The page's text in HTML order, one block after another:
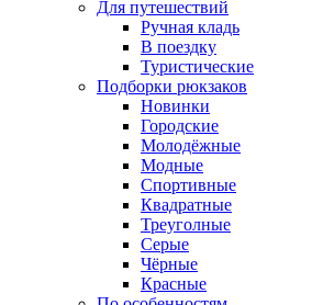
Для путешествий
Ручная кладь
В поездку
Туристические
Подборки рюкзаков
Новинки
Городские
Молодёжные
Модные
Спортивные
Квадратные
Треуголные
Серые
Чёрные
Красные